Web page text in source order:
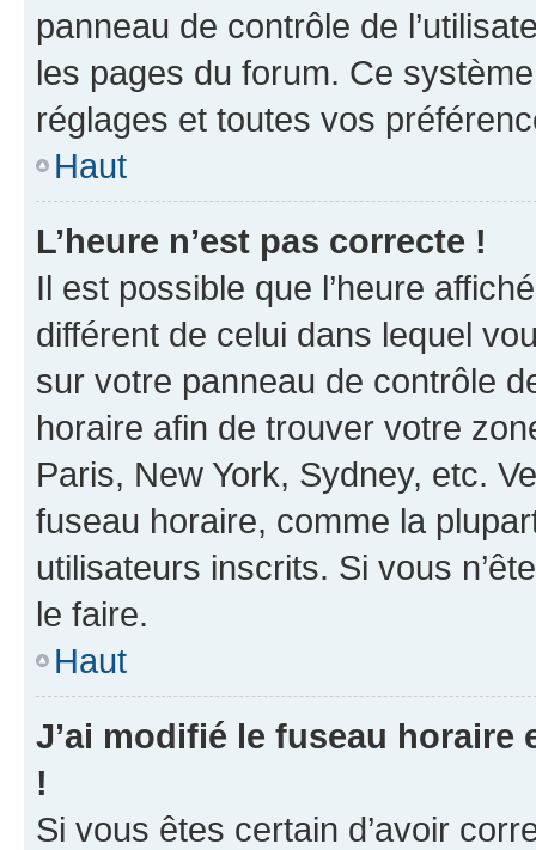
panneau de contrôle de
les pages du forum. Ce
réglages et toutes vos
Haut
L’heure n’est pas correcte !
Il est possible que l’heure
différent de celui dans lequel
sur votre panneau de contrôle
horaire afin de trouver votre
Paris, New York, Sydney, etc.
fuseau horaire, comme la
utilisateurs inscrits. Si vous
le faire.
Haut
J’ai modifié le fuseau horaire
!
Si vous êtes certain d’avoir